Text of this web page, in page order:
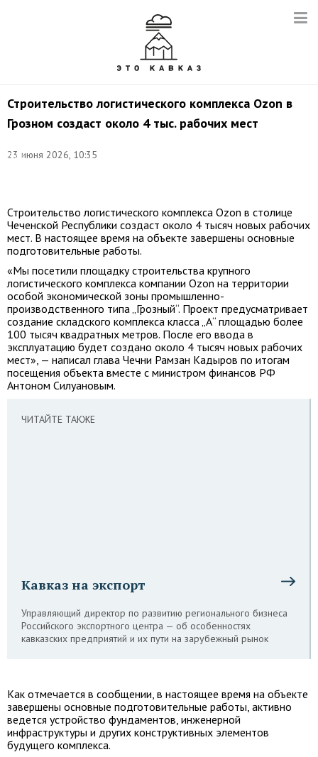
Строительство логистического комплекса Ozon в
Грозном создаст около 4 тыс. рабочих мест
23 июня 2026, 10:35
Егор
Строительство логистического комплекса Ozon в столице
Чеченской Республики создаст около 4 тысяч новых рабочих
мест. В настоящее время на объекте завершены основные
подготовительные работы.
«Мы посетили площадку строительства крупного
логистического комплекса компании Ozon на территории
особой экономической зоны промышленно-
производственного типа „Грозный“. Проект предусматривает
создание складского комплекса класса „А“ площадью более
100 тысяч квадратных метров. После его ввода в
эксплуатацию будет создано около 4 тысяч новых рабочих
мест», — написал глава Чечни Рамзан Кадыров по итогам
посещения объекта вместе с министром финансов РФ
Антоном Силуановым.
ЧИТАЙТЕ ТАКЖЕ
Кавказ на экспорт
Управляющий директор по развитию регионального бизнеса
Российского экспортного центра — об особенностях
кавказских предприятий и их пути на зарубежный рынок
Как отмечается в сообщении, в настоящее время на объекте
завершены основные подготовительные работы, активно
ведется устройство фундаментов, инженерной
инфраструктуры и других конструктивных элементов
будущего комплекса.